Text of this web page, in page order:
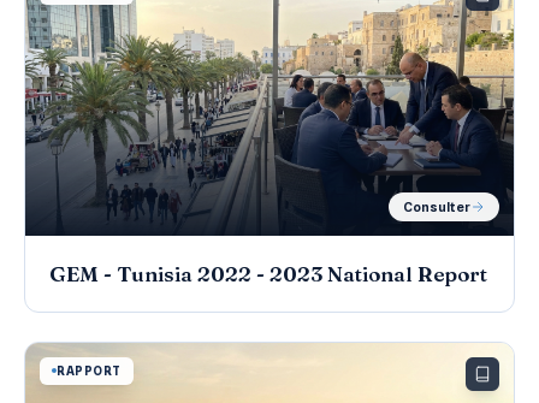
Consulter
GEM - Tunisia 2022 - 2023 National Report
RAPPORT